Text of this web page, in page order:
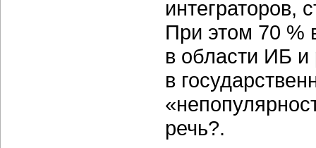
интеграторов,
При этом 70 %
в области ИБ
в
речь?.